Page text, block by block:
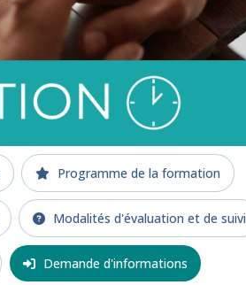
Programme de la formation
Modalités d'évaluation et de suivi
Demande d'informations